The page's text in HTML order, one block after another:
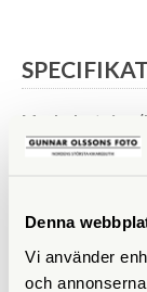
Denna
Vi använder
och
Maxbelastning
Höjd (cm)
Medföljande